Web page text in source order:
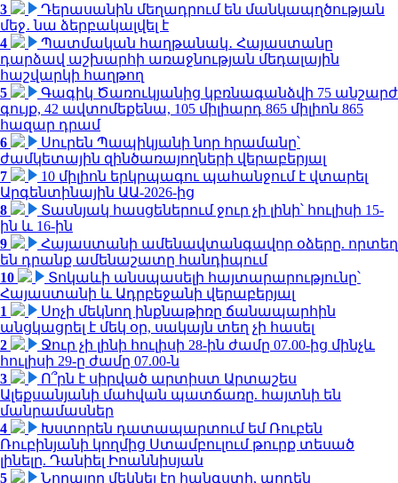
3
Դերասանին մեղադրում են մանկապղծության
մեջ․ նա ձերբակալվել է
4
Պատմական հաղթանակ․ Հայաստանը
դարձավ աշխարհի առաջնության մեդալային
հաշվարկի հաղթող
5
Գագիկ Ծառուկյանից կբռնագանձվի 75 անշարժ
գույք, 42 ավտոմեքենա, 105 միլիարդ 865 միլիոն 865
հազար դրամ
6
Սուրեն Պապիկյանի նոր հրամանը՝
ժամկետային զինծառայողների վերաբերյալ
7
10 միլիոն երկրպագու պահանջում է վտարել
Արգենտինային ԱԱ-2026-ից
8
Տասնյակ հասցեներում ջուր չի լինի՝ հուլիսի 15-
ին և 16-ին
9
Հայաստանի ամենավտանգավոր օձերը. որտեղ
են դրանք ամենաշատը հանդիպում
10
Տոկաևի անսպասելի հայտարարությունը՝
Հայաստանի և Ադրբեջանի վերաբերյալ
1
Սոչի մեկնող ինքնաթիռը ճանապարհին
անցկացրել է մեկ օր, սակայն տեղ չի հասել
2
Ջուր չի լինի հուլիսի 28-ին ժամը 07.00-ից մինչև
հուլիսի 29-ը ժամը 07.00-ն
3
Ո՞րն է սիրված արտիստ Արտաշես
Ալեքսանյանի մահվան պատճառը. հայտնի են
մանրամասներ
4
Խստորեն դատապարտում եմ Ռուբեն
Ռուբինյանի կողմից Ստամբուլում թուրք տեսած
լինելը. Դանիել Իոաննիսյան
5
Նորայրը մեկնել էր հանգստի, արդեն